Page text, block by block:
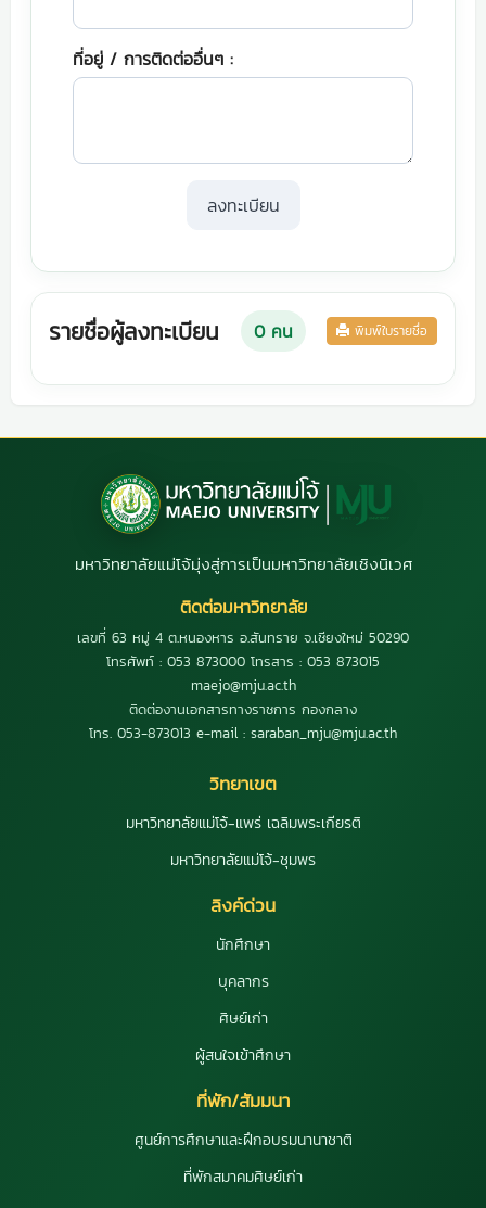
ที่อยู่ / การติดต่ออื่นๆ :
รายชื่อผู้ลงทะเบียน 0คน พิมพ์ใบรายชื่อ
มหาวิทยาลัยแม่โจ้มุ่งสู่การเป็นมหาวิทยาลัยเชิงนิเวศ
ติดต่อมหาวิทยาลัย
เลขที่ 63 หมู่ 4 ต.หนองหาร อ.สันทราย จ.เชียงใหม่ 50290
โทรศัพท์ : 053 873000 โทรสาร : 053 873015
maejo@mju.ac.th
ติดต่องานเอกสารทางราชการ กองกลาง
โทร. 053-873013 e-mail : saraban_mju@mju.ac.th
วิทยาเขต
มหาวิทยาลัยแม่โจ้-แพร่ เฉลิมพระเกียรติ
มหาวิทยาลัยแม่โจ้-ชุมพร
ลิงค์ด่วน
นักศึกษา
บุคลากร
ศิษย์เก่า
ผู้สนใจเข้าศึกษา
ที่พัก/สัมมนา
ศูนย์การศึกษาและฝึกอบรมนานาชาติ
ที่พักสมาคมศิษย์เก่า